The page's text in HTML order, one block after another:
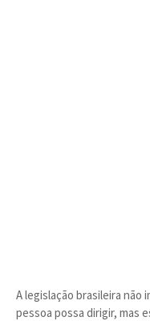
A legislação brasileira não
pessoa possa dirigir, mas